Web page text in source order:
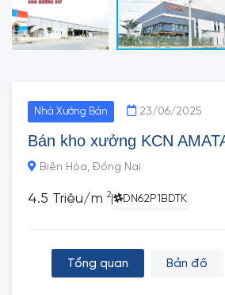
Nhà Xưởng Bán 23/06/2025
Bán kho xưởng KCN
Biên Hòa, Đồng Nai
4.5 Triệu/m 2 DN62P1BDTK
Tổng quan Bản đồ